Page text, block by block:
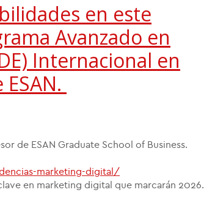
en este
Avanzado en
Internacional en
de ESAN Graduate School of Business.
marketing-digital/
en marketing digital que marcarán 2026.